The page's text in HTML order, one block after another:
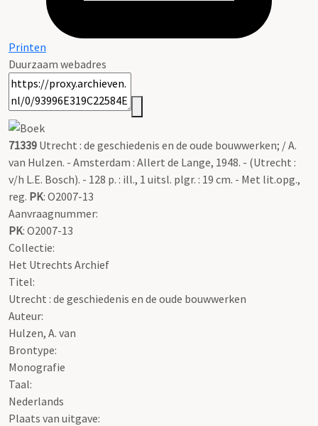
Printen
Duurzaam webadres
71339 Utrecht : de geschiedenis en de oude bouwwerken; / A.
van Hulzen. - Amsterdam : Allert de Lange, 1948. - (Utrecht :
v/h L.E. Bosch). - 128 p. : ill., 1 uitsl. plgr. : 19 cm. - Met lit.opg.,
reg. PK: O2007-13
Aanvraagnummer:
PK: O2007-13
Collectie:
Het Utrechts Archief
Titel:
Utrecht : de geschiedenis en de oude bouwwerken
Auteur:
Hulzen, A. van
Brontype:
Monografie
Taal:
Nederlands
Plaats van uitgave: